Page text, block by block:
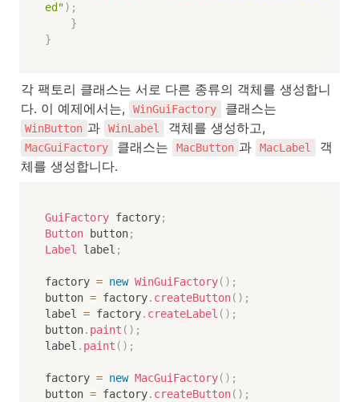
ed") ;
}
}
각 팩토리 클래스는 서로 다른 종류의 객체를 생성합니
다. 이 예제에서는,
WinGuiFactory
WinButton 과 WinLabel
MacGuiFactory 클래스는 MacButton 과 MacLabel
객
체를 생성합니다.
GuiFactory factory;
Button button;
Label
label ;
factory = new WinGuiFactory( ) ;
button = factory. createButton( ) ;
label = factory. createLabel ( ) ;
button. paint ( ) ;
label . paint ( ) ;
factory = new MacGuiFactory( ) ;
button = factory. createButton( ) ;